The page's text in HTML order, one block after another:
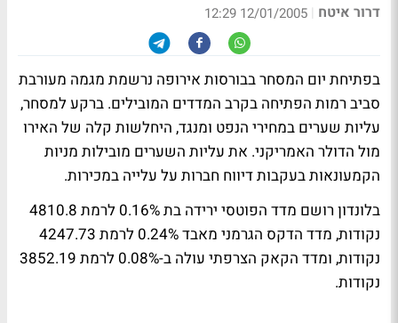
דרור איטח |
12/01/2005 12:29
בפתיחת יום המסחר בבורסות אירופה נרשמת מגמה מעורבת
סביב רמות הפתיחה בקרב המדדים המובילים. ברקע למסחר,
עליות שערים במחירי הנפט ומנגד, היחלשות קלה של האירו
מול הדולר האמריקני. את עליות השערים מובילות מניות
הקמעונאות בעקבות דיווח חברות על עלייה במכירות.
בלונדון רושם מדד הפוטסי ירידה בת 0.16% לרמת 4810.8
נקודות, מדד הדקס הגרמני מאבד 0.24% לרמת 4247.73
נקודות, ומדד הקאק הצרפתי עולה ב-0.08% לרמת 3852.19
נקודות.